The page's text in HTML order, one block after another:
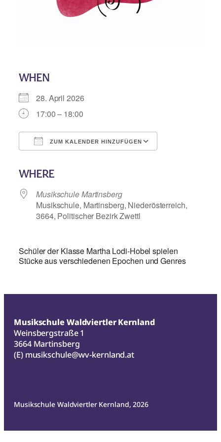
WHEN
28. April 2026
17:00 – 18:00
ZUM KALENDER HINZUFÜGEN
WHERE
Musikschule Martinsberg
Musikschule, Martinsberg, Niederösterreich,
3664, Politischer Bezirk Zwettl
Schüler der Klasse Martha Lodi-Hobel spielen
Stücke aus verschiedenen Epochen und Genres
Musikschule Waldviertler Kernland
Weinsbergstraße 1
3664 Martinsberg
(E) musikschule@wv-kernland.at
Musikschule Waldviertler Kernland, 2026